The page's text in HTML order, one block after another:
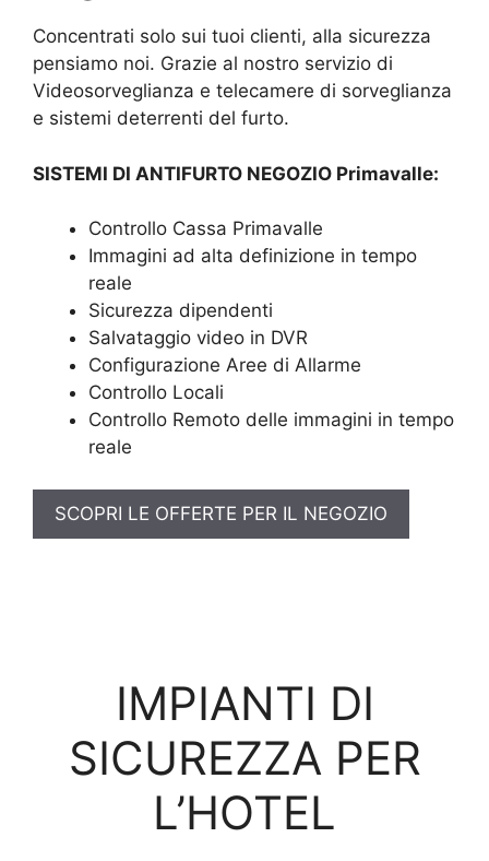
Concentrati solo sui tuoi clienti, alla sicurezza
pensiamo noi. Grazie al nostro servizio di
Videosorveglianza e telecamere di sorveglianza
e sistemi deterrenti del furto.
SISTEMI DI ANTIFURTO NEGOZIO Primavalle:
Controllo Cassa Primavalle
Immagini ad alta definizione in tempo
reale
Sicurezza dipendenti
Salvataggio video in DVR
Configurazione Aree di Allarme
Controllo Locali
Controllo Remoto delle immagini in tempo
reale
SCOPRI LE OFFERTE PER IL NEGOZIO
IMPIANTI DI
SICUREZZA PER
L’HOTEL